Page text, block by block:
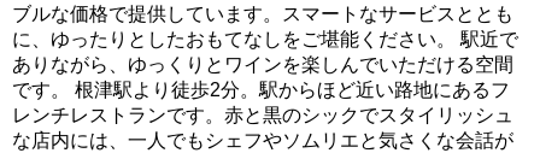
ブルな価格で提供しています。スマートなサービスととも
に、ゆったりとしたおもてなしをご堪能ください。 駅近で
ありながら、ゆっくりとワインを楽しんでいただける空間
です。 根津駅より徒歩2分。駅からほど近い路地にあるフ
レンチレストランです。赤と黒のシックでスタイリッシュ
な店内には、一人でもシェフやソムリエと気さくな会話が